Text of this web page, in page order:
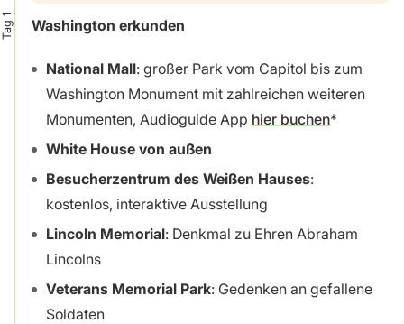
Tag 1 Washington erkunden
National Mall: großer Park vom Capitol bis zum
Washington Monument mit zahlreichen weiteren
Monumenten, Audioguide App hier buchen
White House von außen
Besucherzentrum des Weißen Hauses:
kostenlos, interaktive Ausstellung
Lincoln Memorial: Denkmal zu Ehren Abraham
Lincolns
Veterans Memorial Park: Gedenken an gefallene
Soldaten